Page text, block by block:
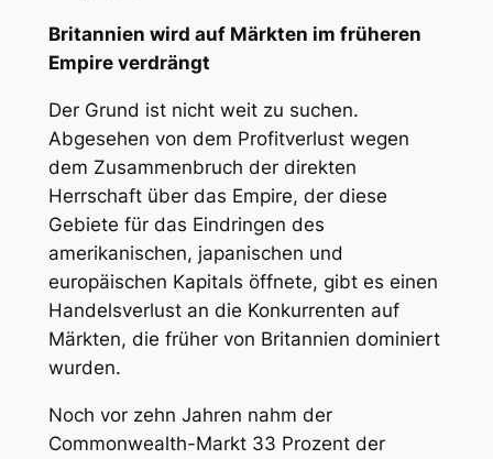
Britannien wird auf Märkten im früheren
Empire verdrängt
Der Grund ist nicht weit zu suchen.
Abgesehen von dem Profitverlust wegen
dem Zusammenbruch der direkten
Herrschaft über das Empire, der diese
Gebiete für das Eindringen des
amerikanischen, japanischen und
europäischen Kapitals öffnete, gibt es einen
Handelsverlust an die Konkurrenten auf
Märkten, die früher von Britannien dominiert
wurden.
Noch vor zehn Jahren nahm der
Commonwealth-Markt 33 Prozent der